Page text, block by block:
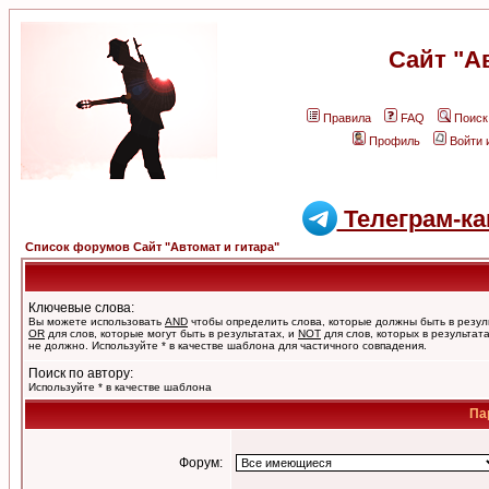
Сайт
Правила FAQ
Поиск
Профиль
Войти
Телеграм-
Список форумов Сайт "Автомат и гитара"
Ключевые слова:
Вы можете использовать AND чтобы определить слова, которые должны быть в
OR для слов, которые могут быть в результатах, и NOT для слов, которых в
не должно. Используйте * в качестве шаблона для частичного совпадения.
Поиск по автору:
Используйте * в качестве шаблона
Форум: